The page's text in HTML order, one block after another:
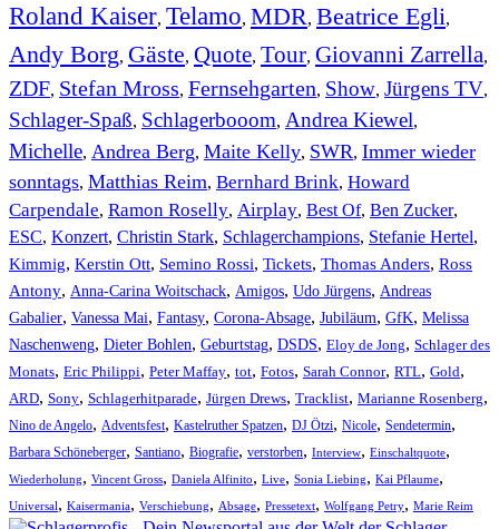
Roland Kaiser, Telamo, MDR, Beatrice Egli,
Andy Borg, Gäste, Quote, Tour, Giovanni Zarrella,
ZDF, Stefan Mross, Fernsehgarten, Show, Jürgens TV,
Schlager-Spaß, Schlagerbooom, Andrea Kiewel,
Michelle, Andrea Berg, Maite Kelly, SWR, Immer wieder
sonntags, Matthias Reim, Bernhard Brink, Howard
Carpendale, Ramon Roselly, Airplay, Best Of, Ben Zucker,
ESC, Konzert, Christin Stark, Schlagerchampions, Stefanie Hertel,
Kimmig, Kerstin Ott, Semino Rossi, Tickets, Thomas Anders, Ross
Antony, Anna-Carina Woitschack, Amigos, Udo Jürgens, Andreas
Gabalier, Vanessa Mai, Fantasy, Corona-Absage, Jubiläum, GfK, Melissa
Naschenweng, Dieter Bohlen, Geburtstag, DSDS, Eloy de Jong, Schlager des
Monats, Eric Philippi, Peter Maffay, tot, Fotos, Sarah Connor, RTL, Gold,
ARD, Sony, Schlagerhitparade, Jürgen Drews, Tracklist, Marianne Rosenberg,
Nino de Angelo, Adventsfest, Kastelruther Spatzen, DJ Ötzi, Nicole, Sendetermin,
Barbara Schöneberger, Santiano, Biografie, verstorben, Interview, Einschaltquote,
Wiederholung, Vincent Gross, Daniela Alfinito, Live, Sonia Liebing, Kai Pflaume,
Universal , Kaisermania, Verschiebung, Absage, Pressetext, Wolfgang Petry, Marie Reim